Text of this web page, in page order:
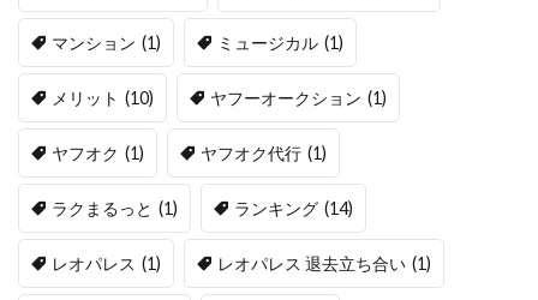
マンション (1) ミュージカル (1)
メリット (10) ヤフーオークション (1)
ヤフオク (1) ヤフオク代行 (1)
ラクまるっと (1) ランキング (14)
レオパレス (1) レオパレス 退去立ち合い (1)